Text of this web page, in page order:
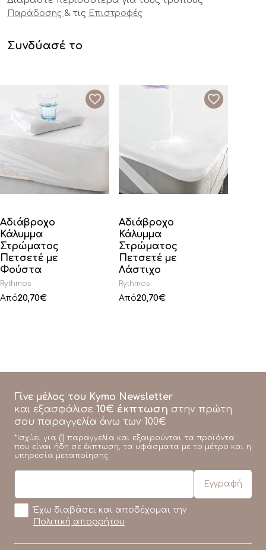
Παράδοσης & τις Επιστροφές
Συνδύασέ το
Αδιάβροχο
Κάλυμμα
Στρώματος
Πετσετέ με
Φούστα
Rythmos
Από20,70€
Αδιάβροχο
Κάλυμμα
Στρώματος
Πετσετέ με
Λάστιχο
Rythmos
Από20,70€
Γίνε μέλος του Kyma Newsletter
και εξασφάλισε 10€ έκπτωση στην πρώτη
σου παραγγελία άνω των 100€
*Ισχύει για (1) παραγγελία και εξαιρούνται τα προϊόντα
που είναι ήδη σε έκπτωση, τα υφάσματα με το μέτρο και η
υπηρεσία μεταποίησης.
Έχω διαβάσει και αποδέχομαι την
Πολιτική απορρήτου